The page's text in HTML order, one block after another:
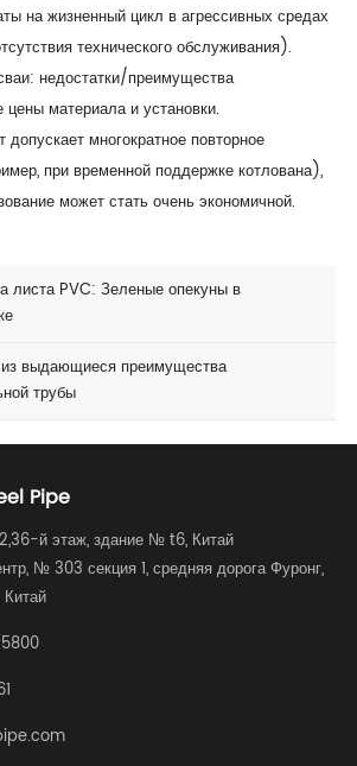
на жизненный цикл в агрессивных средах
технического обслуживания).
недостатки/преимущества
материала и установки.
допускает многократное повторное
при временной поддержке котлована),
может стать очень экономичной.
листа PVC: Зеленые опекуны в
выдающиеся преимущества
трубы
Pipe
й этаж, здание № t6, Китай
№ 303 секция 1, средняя дорога Фуронг,